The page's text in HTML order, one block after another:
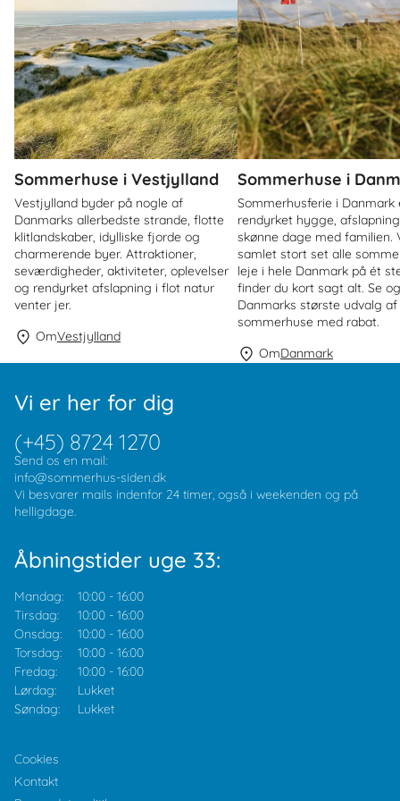
Sommerhuse i Vestjylland
Vestjylland byder på nogle af
Danmarks allerbedste strande, flotte
klitlandskaber, idylliske fjorde og
charmerende byer. Attraktioner,
seværdigheder, aktiviteter, oplevelser
og rendyrket afslapning i flot natur
venter jer.
OmVestjylland
Sommerhuse i
Sommerhusferie i Danmark
rendyrket hygge,
skønne dage med familien.
samlet stort set alle
leje i hele Danmark på ét
finder du kort sagt alt. Se
Danmarks største udvalg af
sommerhuse med rabat.
OmDanmark
Vi er her for dig
(+45) 8724 1270
Send os en mail:
info@sommerhus-siden.dk
Vi besvarer mails indenfor 24 timer, også i weekenden og på
helligdage.
Åbningstider uge 33:
Mandag: 10:00 - 16:00
Tirsdag:
10:00 - 16:00
Onsdag:
10:00 - 16:00
Torsdag:
10:00 - 16:00
Fredag:
10:00 - 16:00
Lørdag:
Lukket
Søndag:
Lukket
Cookies
Kontakt